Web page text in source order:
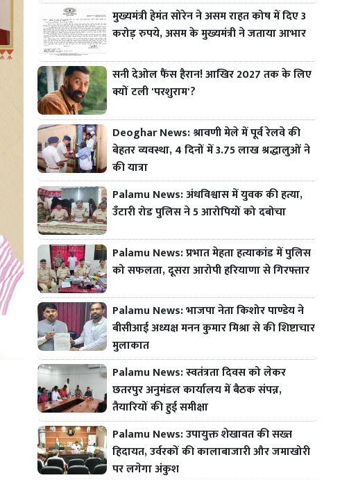
मुख्यमंत्री हेमंत सोरेन ने असम राहत कोष में दिए 3
करोड़ रुपये, असम के मुख्यमंत्री ने जताया आभार
सनी देओल फैंस हैरान! आखिर 2027 तक के लिए
क्यों टली 'परशुराम'?
Deoghar News: श्रावणी मेले में पूर्व रेलवे की
बेहतर व्यवस्था, 4 दिनों में 3.75 लाख श्रद्धालुओं ने
की यात्रा
Palamu News: अंधविश्वास में युवक की हत्या,
उँटारी रोड पुलिस ने 5 आरोपियों को दबोचा
Palamu News: प्रभात मेहता हत्याकांड में पुलिस
को सफलता, दूसरा आरोपी हरियाणा से गिरफ्तार
Palamu News: भाजपा नेता किशोर पाण्डेय ने
बीसीआई अध्यक्ष मनन कुमार मिश्रा से की शिष्टाचार
मुलाकात
Palamu News: स्वतंत्रता दिवस को लेकर
छतरपुर अनुमंडल कार्यालय में बैठक संपन्न,
तैयारियों की हुई समीक्षा
Palamu News: उपायुक्त शेखावत की सख्त
हिदायत, उर्वरकों की कालाबाजारी और जमाखोरी
पर लगेगा अंकुश